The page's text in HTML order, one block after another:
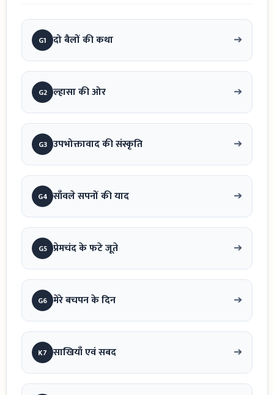
G1 दो बैलों की कथा ➔
G2 ल्हासा की ओर ➔
G3 उपभोक्तावाद की संस्कृति ➔
G4 साँवले सपनों की याद ➔
G5 प्रेमचंद के फटे जूते ➔
G6 मेरे बचपन के दिन ➔
K7 साखियाँ एवं सबद ➔